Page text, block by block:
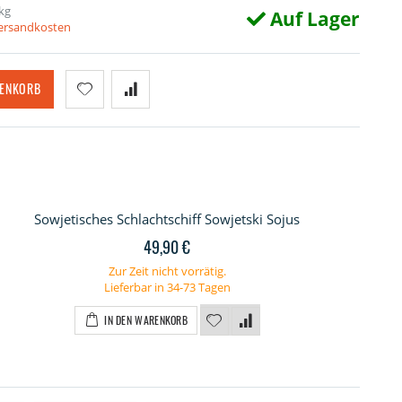
Auf Lager
Sowjetisches Schlachtschiff Sowjetski Sojus
49,90 €
Zur Zeit nicht vorrätig.
Lieferbar in 34-73 Tagen
IN DEN WARENKORB